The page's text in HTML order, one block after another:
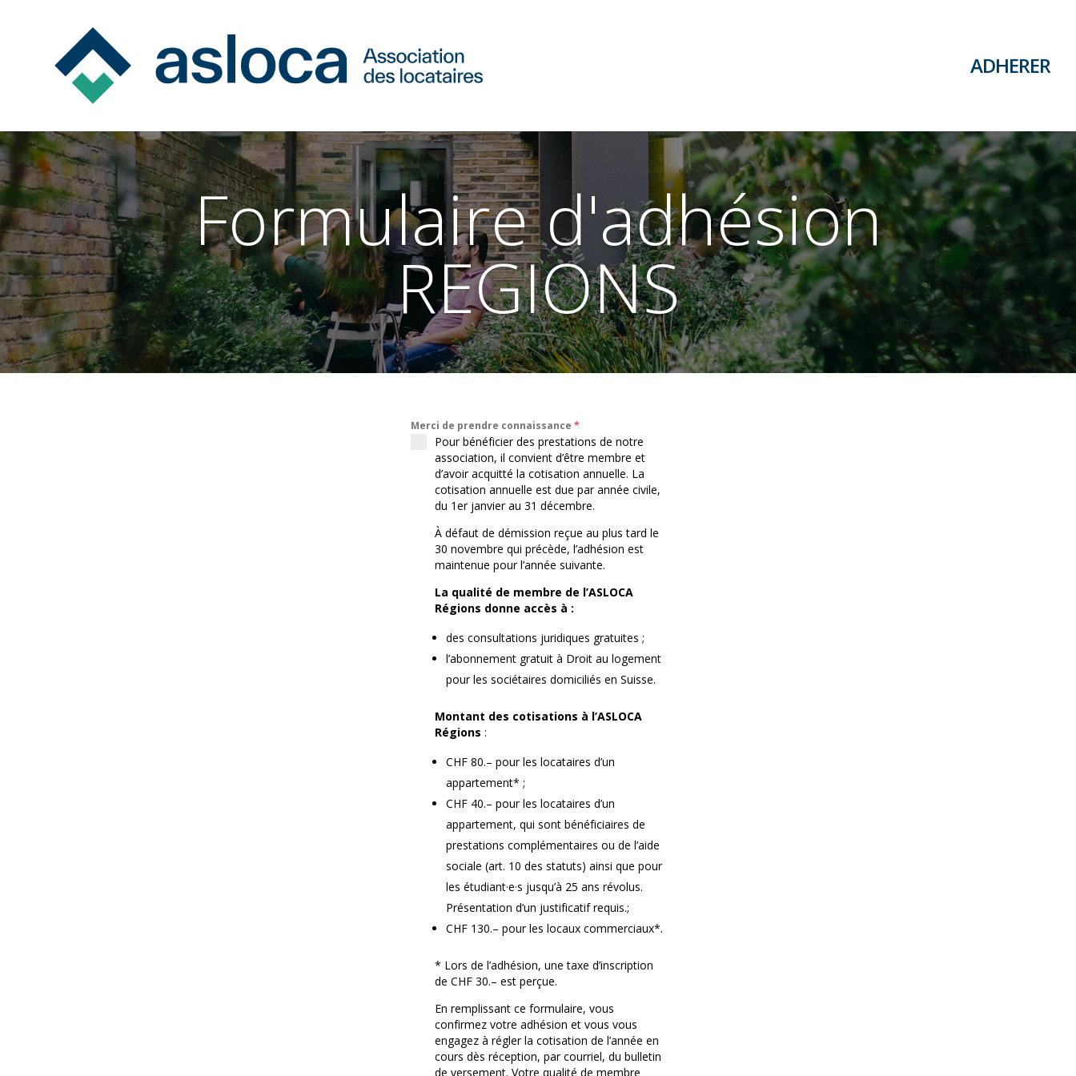
ADHERER
Formulaire d'adhésion
REGIONS
Merci de prendre connaissance *
Pour bénéficier des prestations de notre
association, il convient d’être membre et
d’avoir acquitté la cotisation annuelle. La
cotisation annuelle est due par année civile,
du 1er janvier au 31 décembre.
À défaut de démission reçue au plus tard le
30 novembre qui précède, l’adhésion est
maintenue pour l’année suivante.
La qualité de membre de l’ASLOCA
Régions donne accès à :
des consultations juridiques gratuites ;
l’abonnement gratuit à Droit au logement
pour les sociétaires domiciliés en Suisse.
Montant des cotisations à l’ASLOCA
Régions :
CHF 80.– pour les locataires d’un
appartement* ;
CHF 40.– pour les locataires d’un
appartement, qui sont bénéficiaires de
prestations complémentaires ou de l’aide
sociale (art. 10 des statuts) ainsi que pour
les étudiant·e·s jusqu’à 25 ans révolus.
Présentation d’un justificatif requis.;
CHF 130.– pour les locaux commerciaux*.
* Lors de l’adhésion, une taxe d’inscription
de CHF 30.– est perçue.
En remplissant ce formulaire, vous
confirmez votre adhésion et vous vous
engagez à régler la cotisation de l’année en
cours dès réception, par courriel, du bulletin
de versement. Votre qualité de membre